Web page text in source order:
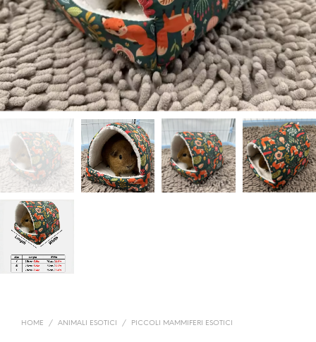
HOME / ANIMALI ESOTICI / PICCOLI MAMMIFERI ESOTICI